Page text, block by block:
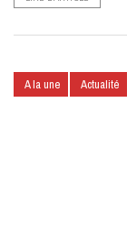
A la une Actualité